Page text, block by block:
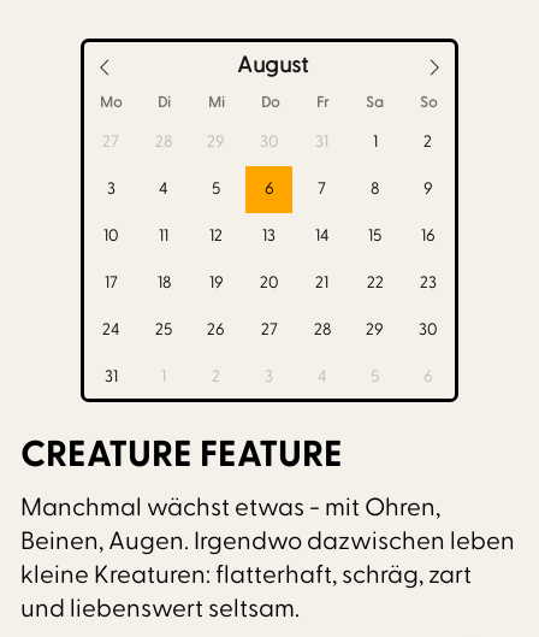
August
Mo Di Mi Do Fr Sa So
27 28 29 30 31 1 2
3 4 5 6 7 8 9
10 11 12 13 14 15 16
17 18 19 20 21 22 23
24 25 26 27 28 29 30
31 1 2 3 4 5 6
CREATURE FEATURE
Manchmal wächst etwas - mit Ohren,
Beinen, Augen. Irgendwo dazwischen leben
kleine Kreaturen: flatterhaft, schräg, zart
und liebenswert seltsam.